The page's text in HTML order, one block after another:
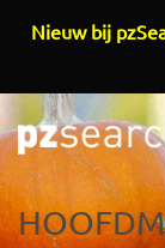
Overslaan en
Nieuw bij